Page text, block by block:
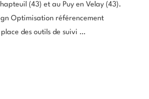
(43) et au Puy en Velay (43).
Optimisation référencement
des outils de suivi …